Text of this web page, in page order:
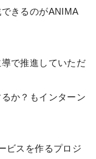
きるのがANIMA
で推進していただ
か？もインターン
ビスを作るプロジ